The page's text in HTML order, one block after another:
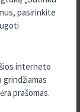
pasirinkite
interneto
grindžiamas
prašomas.